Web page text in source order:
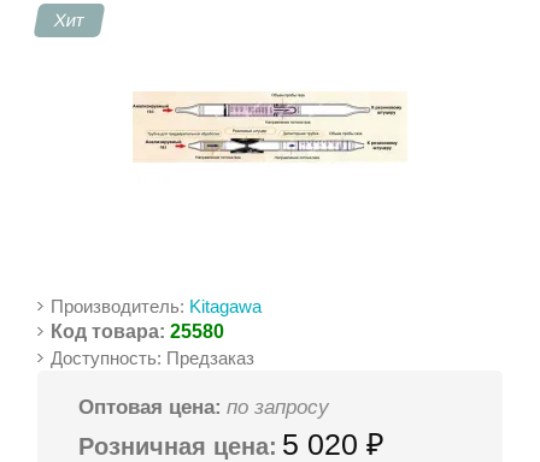
Хит
Производитель: Kitagawa
Код товара: 25580
Доступность: Предзаказ
Оптовая цена: по запросу
Розничная цена: 5 020 ₽